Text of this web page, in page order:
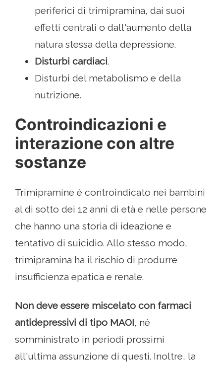
periferici di trimipramina, dai suoi
effetti centrali o dall'aumento della
natura stessa della depressione.
Disturbi cardiaci.
Disturbi del metabolismo e della
nutrizione.
Controindicazioni e
interazione con altre
sostanze
Trimipramine è controindicato nei bambini
al di sotto dei 12 anni di età e nelle persone
che hanno una storia di ideazione e
tentativo di suicidio. Allo stesso modo,
trimipramina ha il rischio di produrre
insufficienza epatica e renale.
Non deve essere miscelato con farmaci
antidepressivi di tipo MAOI, né
somministrato in periodi prossimi
all'ultima assunzione di questi. Inoltre, la